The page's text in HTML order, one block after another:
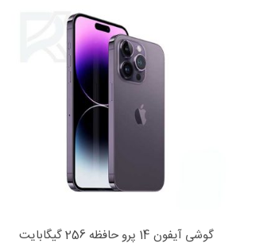
گوشی آیفون 14 پرو حافظه 256 گیگابایت